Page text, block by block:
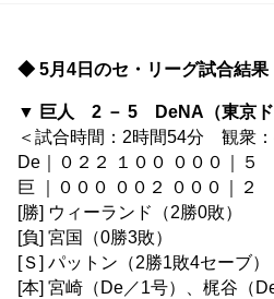
◆ 5月4日のセ・リーグ試合結果
▼ 巨人 2 － 5 DeNA（東京ド
＜試合時間：2時間54分 観衆：
De｜０２２ １００ ０００｜５
巨 ｜０００ ００２ ０００｜２
[勝] ウィーランド（2勝0敗）
[負] 宮国（0勝3敗）
[Ｓ] パットン（2勝1敗4セーブ）
[本] 宮崎（De／1号）、梶谷（